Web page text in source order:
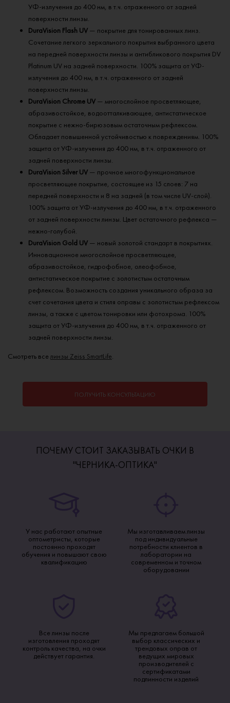
УФ-излучения до 400 нм, в т.ч. отраженного от задней
поверхности линзы.
DuraVision Flash UV — покрытие для тонированных линз.
Сочетание легкого зеркального покрытия выбранного цвета
на передней поверхности линзы и антибликового покрытия DV
Platinum UV на задней поверхности. 100% защита от УФ-
излучения до 400 нм, в т.ч. отраженного от задней
поверхности линзы.
DuraVision Chrome UV — многослойное просветляющее,
абразивостойкое, водоотталкивающее, антистатическое
покрытие с нежно-бирюзовым остаточным рефлексом.
Обладает повышенной устойчивостью к повреждениям. 100%
защита от УФ-излучения до 400 нм, в т.ч. отраженного от
задней поверхности линзы.
DuraVision Silver UV — прочное многофункциональное
просветляющее покрытие, состоящее из 15 слоев: 7 на
передней поверхности и 8 на задней (в том числе UV-слой).
100% защита от УФ-излучения до 400 нм, в т.ч. отраженного
от задней поверхности линзы. Цвет остаточного рефлекса —
нежно-голубой.
DuraVision Gold UV — новый золотой стандарт в покрытиях.
Инновационное многослойное просветляющее,
абразивостойкое, гидрофобное, олеофобное,
антистатическое покрытие с золотистым остаточным
рефлексом. Возможность создания уникального образа за
счет сочетания цвета и стиля оправы с золотистым рефлексом
линзы, а также с цветом тонировки или фотохрома. 100%
защита от УФ-излучения до 400 нм, в т.ч. отраженного от
задней поверхности линзы.
Смотреть все линзы Zeiss SmartLife.
ПОЛУЧИТЬ КОНСУЛЬТАЦИЮ
ПОЧЕМУ СТОИТ ЗАКАЗЫВАТЬ ОЧКИ В
"ЧЕРНИКА-ОПТИКА"
У нас работают опытные
оптометристы, которые
постоянно проходят
обучения и повышают свою
квалификацию
Мы изготавливаем линзы
под индивидуальные
потребности клиентов в
лаборатории на
современном и точном
оборудовании
Все линзы после
изготовления проходят
контроль качества, на очки
действует гарантия.
Мы предлагаем большой
выбор классических и
трендовых оправ от
ведущих мировых
производителей с
сертификатами
подлинности изделий